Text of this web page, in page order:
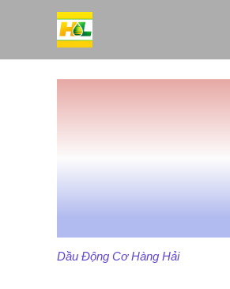
Dầu Động Cơ Hàng Hải